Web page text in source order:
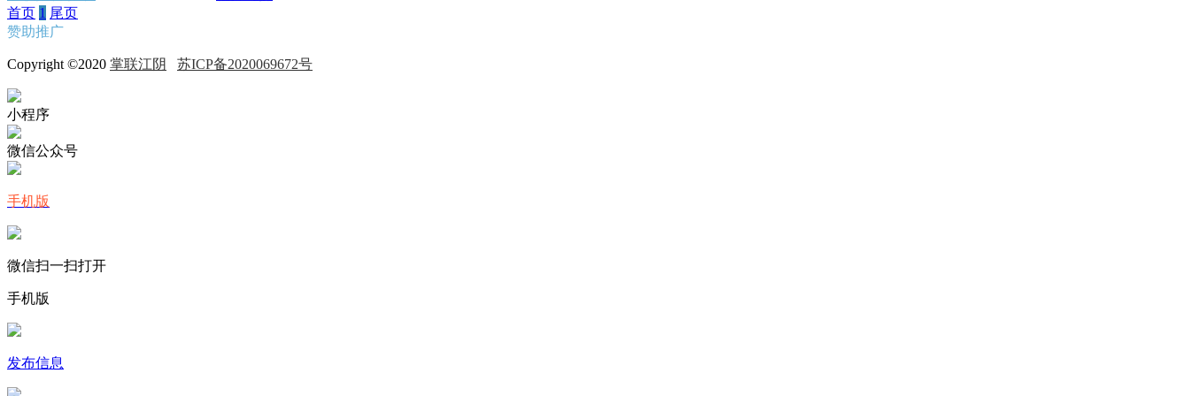
首页 1 尾页
赞助推广
Copyright ©2020 掌联江阴 苏ICP备2020069672号
小程序
微信公众号
手机版
微信扫一扫打开
手机版
发布信息